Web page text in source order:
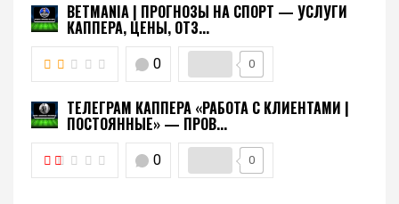
BETMANIA | ПРОГНОЗЫ НА СПОРТ — УСЛУГИ
КАППЕРА, ЦЕНЫ, ОТЗ...
0 0
ТЕЛЕГРАМ КАППЕРА «РАБОТА С КЛИЕНТАМИ |
ПОСТОЯННЫЕ» — ПРОВ...
0 0